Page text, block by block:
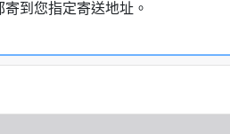
到您指定寄送地址。